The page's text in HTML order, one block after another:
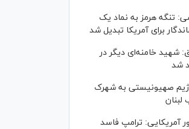
تنگه هرمز به نماد یک
برای آمریکا تبدیل شد
شهید خامنه‌ای دیگر در
شد
صهیونیستی به شهرک
لبنان
آمریکایی: ترامپ فاسد